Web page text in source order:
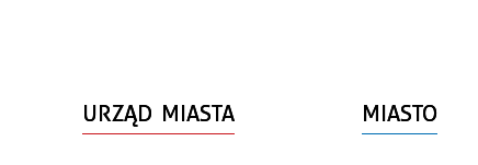
URZĄD MIASTA MIASTO